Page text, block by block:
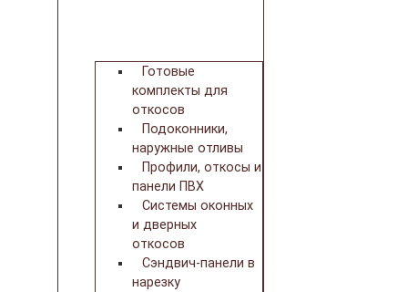
Готовые
комплекты для
откосов
Подоконники,
наружные отливы
Профили, откосы и
панели ПВХ
Системы оконных
и дверных
откосов
Сэндвич-панели в
нарезку